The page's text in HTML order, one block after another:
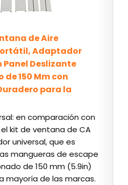
de Aire
Adaptador
Panel Deslizante
150 Mm con
para la
en comparación con
kit de ventana de CA
universal, que es
mangueras de escape
de 150 mm (5.9in)
mayoría de las marcas.